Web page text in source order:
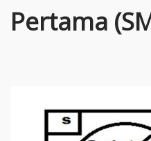
Pertama